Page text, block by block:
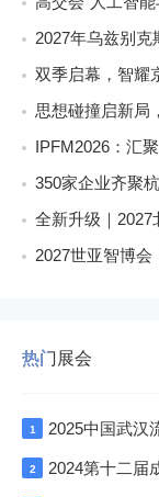
2027年乌兹别
双季启幕，智耀
IPFM2026：汇
350家企业齐聚
全新升级｜
2027世亚智博会
热门展会
1 2025中国武汉
2 2024第十二届